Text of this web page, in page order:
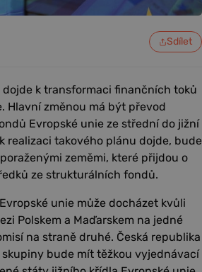
Sdílet
dojde k transformaci finančních toků
Hlavní změnou má být převod
Evropské unie ze střední do jižní
realizaci takového plánu dojde, bude
zeměmi, které přijdou o
ze strukturálních fondů.
unie může docházet kvůli
Polskem a Maďarskem na jedné
na straně druhé. Česká republika
skupiny bude mít těžkou vyjednávací